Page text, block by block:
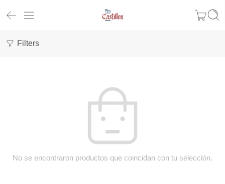
Filters
No se encontraron productos que coincidan con tu selección.